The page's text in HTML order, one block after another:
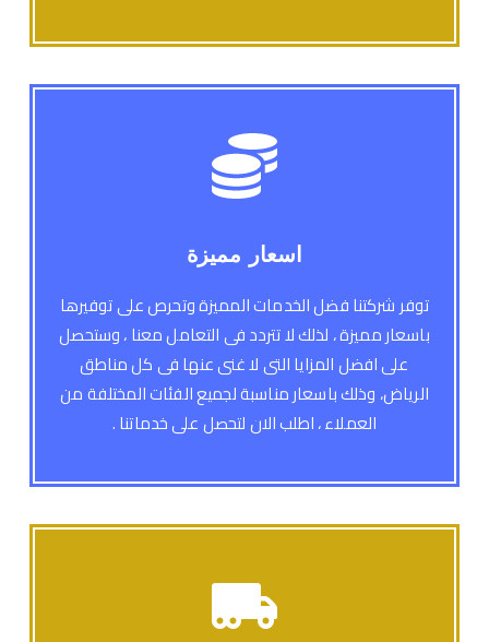
اسعار مميزة
توفر شركتنا فضل الخدمات المميزة وتحرص على توفيرها
باسعار مميزة ، لذلك لا تتردد فى التعامل معنا ، وستحصل
على افضل المزايا التى لا غنى عنها فى كل مناطق
الرياض، وذلك باسعار مناسبة لجميع الفئات المختلفة من
العملاء ، اطلب الان لتحصل على خدماتنا .